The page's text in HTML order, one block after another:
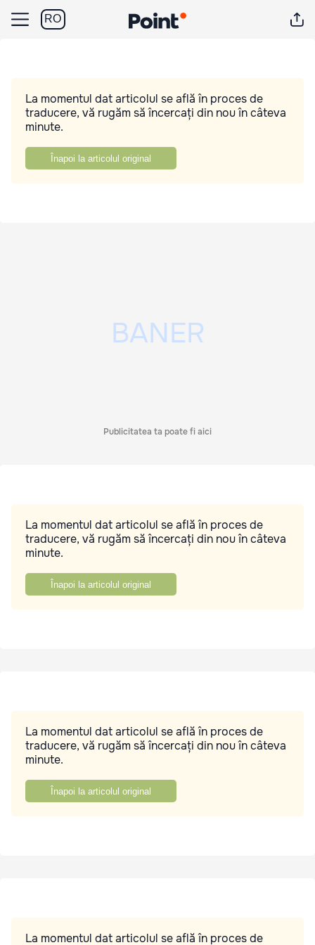
RO
La momentul dat articolul se află în proces de
traducere, vă rugăm să încercați din nou în câteva
minute.
Înapoi la articolul original
Publicitatea ta poate fi aici
La momentul dat articolul se află în proces de
traducere, vă rugăm să încercați din nou în câteva
minute.
Înapoi la articolul original
La momentul dat articolul se află în proces de
traducere, vă rugăm să încercați din nou în câteva
minute.
Înapoi la articolul original
La momentul dat articolul se află în proces de